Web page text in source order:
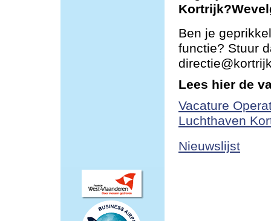
Ben je
functie? Stuur
Lees hier de
Vacature
Luchthaven
Nieuwslijst